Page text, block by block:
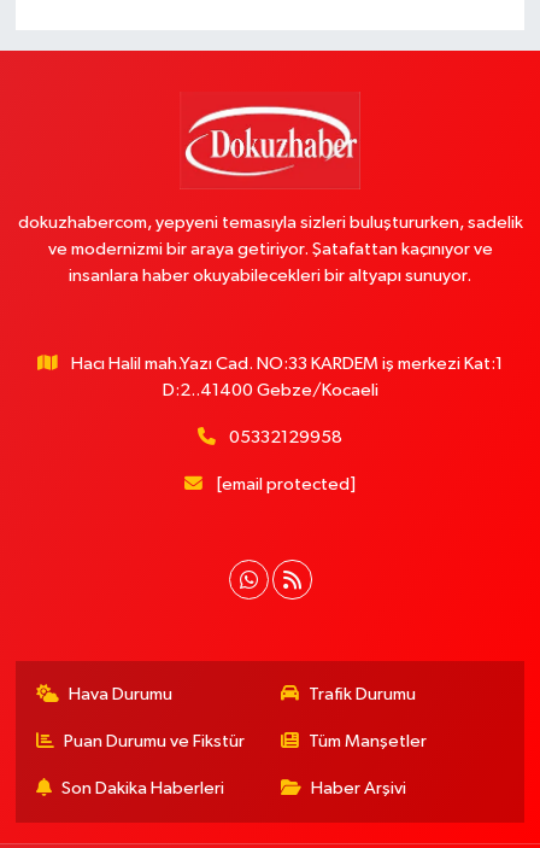
dokuzhabercom, yepyeni temasıyla sizleri buluştururken, sadelik
ve modernizmi bir araya getiriyor. Şatafattan kaçınıyor ve
insanlara haber okuyabilecekleri bir altyapı sunuyor.
Hacı Halil mah.Yazı Cad. NO:33 KARDEM iş merkezi Kat:1
D:2..41400 Gebze/Kocaeli
05332129958
[email protected]
Hava Durumu Trafik Durumu
Puan Durumu ve Fikstür Tüm Manşetler
Son Dakika Haberleri Haber Arşivi